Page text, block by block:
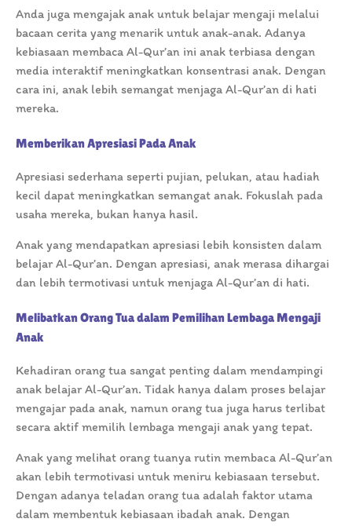
Anda juga mengajak anak untuk belajar mengaji melalui
bacaan cerita yang menarik untuk anak-anak. Adanya
kebiasaan membaca Al-Qur’an ini anak terbiasa dengan
media interaktif meningkatkan konsentrasi anak. Dengan
cara ini, anak lebih semangat menjaga Al-Qur’an di hati
mereka.
Memberikan Apresiasi Pada Anak
Apresiasi sederhana seperti pujian, pelukan, atau hadiah
kecil dapat meningkatkan semangat anak. Fokuslah pada
usaha mereka, bukan hanya hasil.
Anak yang mendapatkan apresiasi lebih konsisten dalam
belajar Al-Qur’an. Dengan apresiasi, anak merasa dihargai
dan lebih termotivasi untuk menjaga Al-Qur’an di hati.
Melibatkan Orang Tua dalam Pemilihan Lembaga Mengaji
Anak
Kehadiran orang tua sangat penting dalam mendampingi
anak belajar Al-Qur’an. Tidak hanya dalam proses belajar
mengajar pada anak, namun orang tua juga harus terlibat
secara aktif memilih lembaga mengaji anak yang tepat.
Anak yang melihat orang tuanya rutin membaca Al-Qur’an
akan lebih termotivasi untuk meniru kebiasaan tersebut.
Dengan adanya teladan orang tua adalah faktor utama
dalam membentuk kebiasaan ibadah anak. Dengan